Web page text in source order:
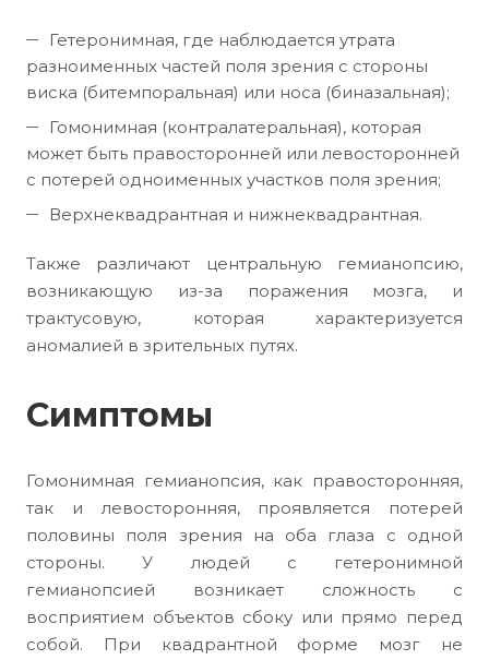
Гетеронимная, где наблюдается утрата
разноименных частей поля зрения с стороны
виска (битемпоральная) или носа (биназальная);
Гомонимная (контралатеральная), которая
может быть правосторонней или левосторонней
с потерей одноименных участков поля зрения;
Верхнеквадрантная и нижнеквадрантная.
Также различают центральную гемианопсию,
возникающую из-за поражения мозга, и
трактусовую, которая характеризуется
аномалией в зрительных путях.
Симптомы
Гомонимная гемианопсия, как правосторонняя,
так и левосторонняя, проявляется потерей
половины поля зрения на оба глаза с одной
стороны. У людей с гетеронимной
гемианопсией возникает сложность с
восприятием объектов сбоку или прямо перед
собой. При квадрантной форме мозг не